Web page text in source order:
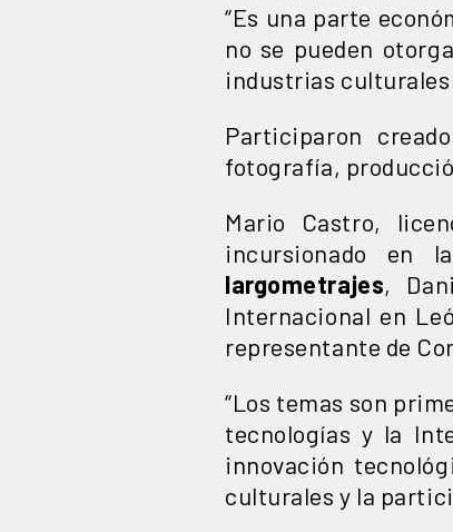
“Es una parte
no se pueden
industrias culturales
Participaron
fotografía,
Mario Castro,
incursionado en
largometrajes,
Internacional en
representante de
“Los temas son
tecnologías y la
innovación
culturales y la